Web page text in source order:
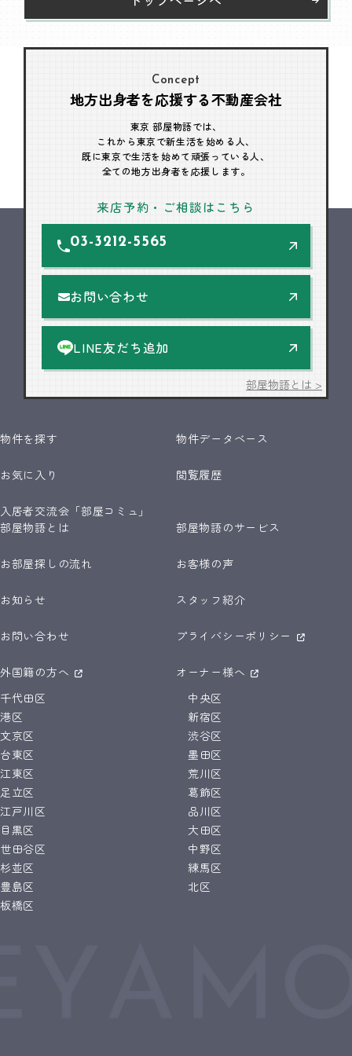
Concept
地方出身者を応援する不動産会社
東京 部屋物語では、
これから東京で新生活を始める人、
既に東京で生活を始めて頑張っている人、
全ての地方出身者を応援します。
来店予約・ご相談はこちら
03-3212-5565
お問い合わせ
LINE友だち追加
部屋物語とは >
物件を探す 物件データベース
お気に入り 閲覧履歴
入居者交流会「部屋コミュ」
部屋物語とは
部屋物語のサービス
お部屋探しの流れ お客様の声
お知らせ スタッフ紹介
お問い合わせ プライバシーポリシー
外国籍の方へ
オーナー様へ
千代田区
中央区
港区
新宿区
文京区
渋谷区
台東区
墨田区
江東区
荒川区
足立区
葛飾区
江戸川区
品川区
目黒区
大田区
世田谷区
中野区
杉並区
練馬区
豊島区
北区
板橋区